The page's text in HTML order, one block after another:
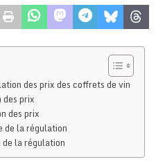
des prix des coffrets de vin
prix
des prix
de la régulation
la régulation